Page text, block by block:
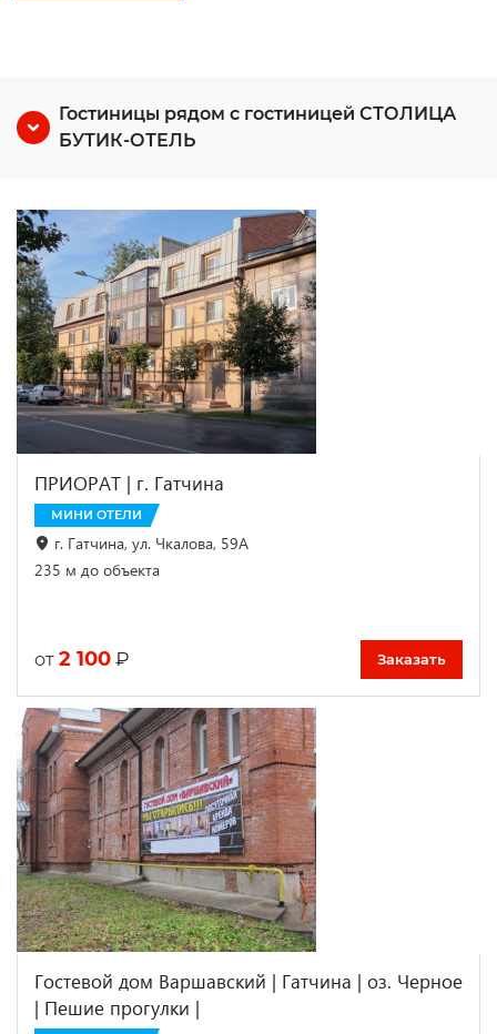
Гостиницы рядом с гостиницей СТОЛИЦА
БУТИК-ОТЕЛЬ
ПРИОРАТ | г. Гатчина
МИНИ ОТЕЛИ
г. Гатчина, ул. Чкалова, 59А
235 м до объекта
от 2 100 ₽ Заказать
Гостевой дом Варшавский | Гатчина | оз. Черное
| Пешие прогулки |